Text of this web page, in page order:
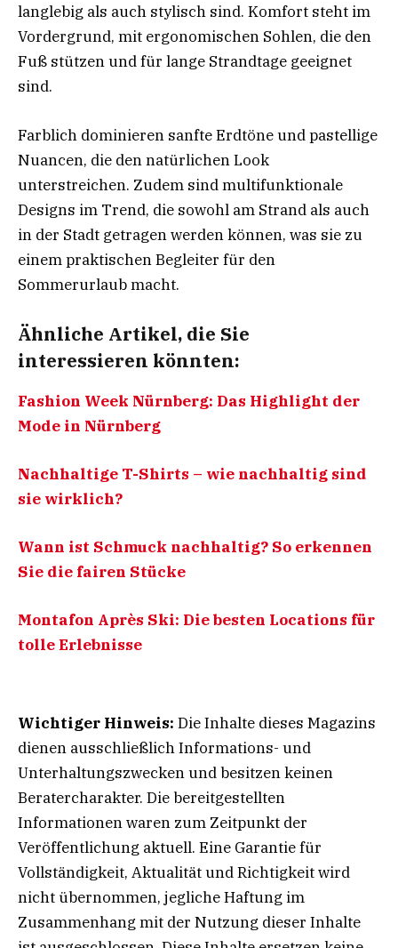
langlebig als auch stylisch sind. Komfort steht im
Vordergrund, mit ergonomischen Sohlen, die den
Fuß stützen und für lange Strandtage geeignet
sind.
Farblich dominieren sanfte Erdtöne und pastellige
Nuancen, die den natürlichen Look
unterstreichen. Zudem sind multifunktionale
Designs im Trend, die sowohl am Strand als auch
in der Stadt getragen werden können, was sie zu
einem praktischen Begleiter für den
Sommerurlaub macht.
Ähnliche Artikel, die Sie
interessieren könnten:
Fashion Week Nürnberg: Das Highlight der
Mode in Nürnberg
Nachhaltige T-Shirts – wie nachhaltig sind
sie wirklich?
Wann ist Schmuck nachhaltig? So erkennen
Sie die fairen Stücke
Montafon Après Ski: Die besten Locations für
tolle Erlebnisse
Wichtiger Hinweis: Die Inhalte dieses Magazins
dienen ausschließlich Informations- und
Unterhaltungszwecken und besitzen keinen
Beratercharakter. Die bereitgestellten
Informationen waren zum Zeitpunkt der
Veröffentlichung aktuell. Eine Garantie für
Vollständigkeit, Aktualität und Richtigkeit wird
nicht übernommen, jegliche Haftung im
Zusammenhang mit der Nutzung dieser Inhalte